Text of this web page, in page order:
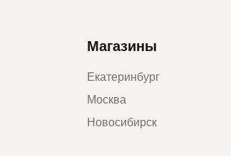
Магазины
Екатеринбург
Москва
Новосибирск